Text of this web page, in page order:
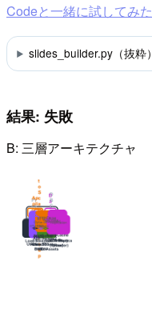
Codeと一緒に試してみた
slides_builder.py（抜粋）
結果: 失敗
B: 三層アーキテクチャ